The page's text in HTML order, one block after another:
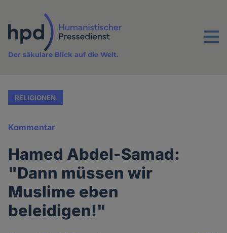
Inhalt
Menu
Der säkulare Blick auf die Welt.
RELIGIONEN
Kommentar
Hamed Abdel-Samad:
"Dann müssen wir
Muslime eben
beleidigen!"